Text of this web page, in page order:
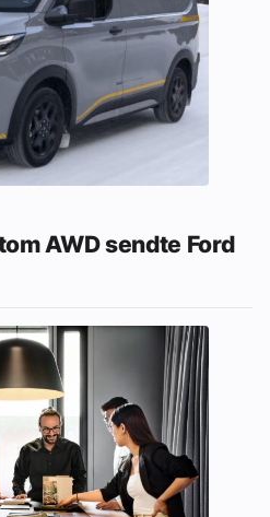
AWD sendte Ford